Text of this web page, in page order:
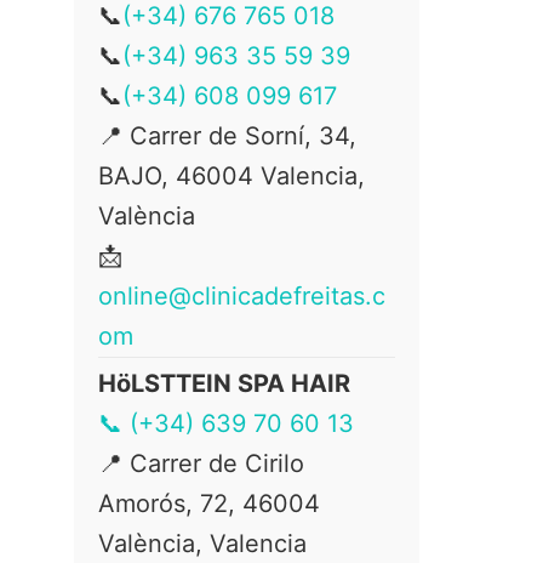
📞(+34) 676 765 018
📞(+34) 963 35 59 39
📞(+34) 608 099 617
📍 Carrer de Sorní, 34,
BAJO, 46004 Valencia,
València
📩
online@clinicadefreitas.c
om
HöLSTTEIN SPA HAIR
📞 (+34) 639 70 60 13
📍 Carrer de Cirilo
Amorós, 72, 46004
València, Valencia